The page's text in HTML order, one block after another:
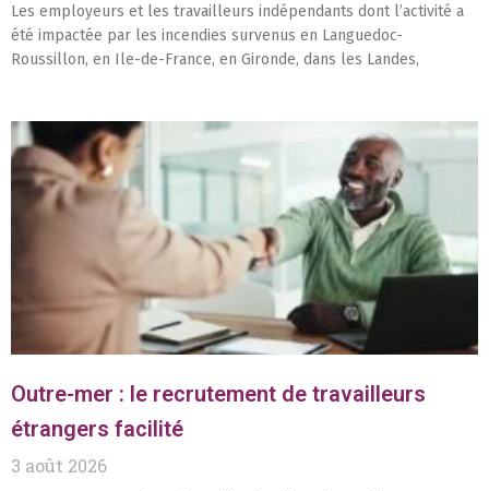
Les employeurs et les travailleurs indépendants dont l’activité a
été impactée par les incendies survenus en Languedoc-
Roussillon, en Ile-de-France, en Gironde, dans les Landes,
Outre-mer : le recrutement de travailleurs
étrangers facilité
3 août 2026